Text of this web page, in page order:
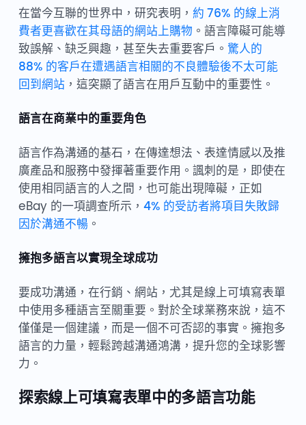
在當今互聯的世界中，研究表明， 約 76% 的線上消
費者更喜歡在其母語的網站上購物 。語言障礙可能導
致誤解、缺乏興趣，甚至失去重要客戶。 驚人的
88% 的客戶在遭遇語言相關的不良體驗後不太可能
回到網站，這突顯了語言在用戶互動中的重要性。
語言在商業中的重要角色
語言作為溝通的基石，在傳達想法、表達情感以及推
廣產品和服務中發揮著重要作用。諷刺的是，即使在
使用相同語言的人之間，也可能出現障礙，正如
eBay 的一項調查所示， 4% 的受訪者將項目失敗歸
因於溝通不暢。
擁抱多語言以實現全球成功
要成功溝通，在行銷、網站，尤其是線上可填寫表單
中使用多種語言至關重要。對於全球業務來說，這不
僅僅是一個建議，而是一個不可否認的事實。擁抱多
語言的力量，輕鬆跨越溝通鴻溝，提升您的全球影響
力。
探索線上可填寫表單中的多語言功能